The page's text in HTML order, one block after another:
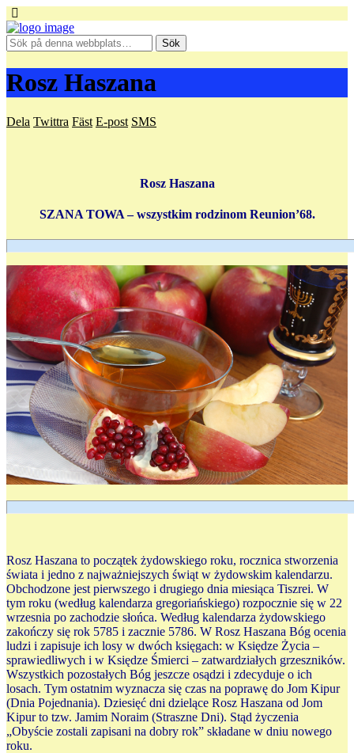
Rosz Haszana
Dela Twittra Fäst E-post SMS
Rosz Haszana
SZANA TOWA – wszystkim rodzinom Reunion’68.
Rosz Haszana to początek żydowskiego roku, rocznica stworzenia
świata i jedno z najważniejszych świąt w żydowskim kalendarzu.
Obchodzone jest pierwszego i drugiego dnia miesiąca Tiszrei. W
tym roku (według kalendarza gregoriańskiego) rozpocznie się w 22
wrzesnia po zachodzie słońca. Według kalendarza żydowskiego
zakończy się rok 5785 i zacznie 5786. W Rosz Haszana Bóg ocenia
ludzi i zapisuje ich losy w dwóch księgach: w Księdze Życia –
sprawiedliwych i w Księdze Śmierci – zatwardziałych grzeszników.
Wszystkich pozostałych Bóg jeszcze osądzi i zdecyduje o ich
losach. Tym ostatnim wyznacza się czas na poprawę do Jom Kipur
(Dnia Pojednania). Dziesięć dni dzielące Rosz Haszana od Jom
Kipur to tzw. Jamim Noraim (Straszne Dni). Stąd życzenia
„Obyście zostali zapisani na dobry rok” składane w dniu nowego
roku.